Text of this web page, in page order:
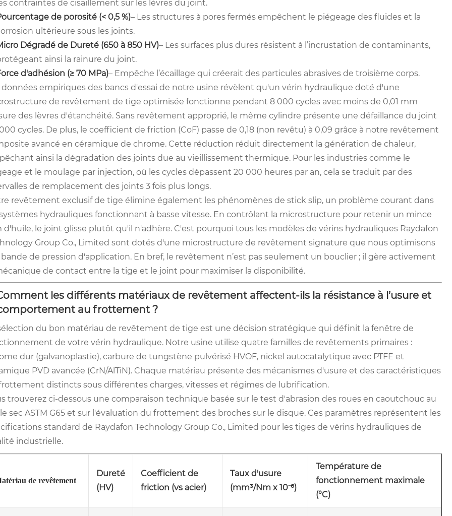
contraintes de cisaillement sur les lèvres du joint.
de porosité (< 0,5 %)– Les structures à pores fermés empêchent le piégeage des fluides et la
ultérieure sous les joints.
Dégradé de Dureté (650 à 850 HV)– Les surfaces plus dures résistent à l’incrustation de contaminants,
ainsi la rainure du joint.
d'adhésion (≥ 70 MPa)– Empêche l’écaillage qui créerait des particules abrasives de troisième corps.
données empiriques des bancs d'essai de notre usine révèlent qu'un vérin hydraulique doté d'une
de revêtement de tige optimisée fonctionne pendant 8 000 cycles avec moins de 0,01 mm
des lèvres d'étanchéité. Sans revêtement approprié, le même cylindre présente une défaillance du joint
cycles. De plus, le coefficient de friction (CoF) passe de 0,18 (non revêtu) à 0,09 grâce à notre revêtement
avancé en céramique de chrome. Cette réduction réduit directement la génération de chaleur,
ainsi la dégradation des joints due au vieillissement thermique. Pour les industries comme le
et le moulage par injection, où les cycles dépassent 20 000 heures par an, cela se traduit par des
de remplacement des joints 3 fois plus longs.
revêtement exclusif de tige élimine également les phénomènes de stick slip, un problème courant dans
systèmes hydrauliques fonctionnant à basse vitesse. En contrôlant la microstructure pour retenir un mince
d'huile, le joint glisse plutôt qu'il n'adhère. C'est pourquoi tous les modèles de vérins hydrauliques Raydafon
Group Co., Limited sont dotés d'une microstructure de revêtement signature que nous optimisons
bande de pression d'application. En bref, le revêtement n’est pas seulement un bouclier ; il gère activement
de contact entre la tige et le joint pour maximiser la disponibilité.
les différents matériaux de revêtement affectent-ils la résistance à l’usure et
au frottement ?
du bon matériau de revêtement de tige est une décision stratégique qui définit la fenêtre de
de votre vérin hydraulique. Notre usine utilise quatre familles de revêtements primaires :
dur (galvanoplastie), carbure de tungstène pulvérisé HVOF, nickel autocatalytique avec PTFE et
PVD avancée (CrN/AlTiN). Chaque matériau présente des mécanismes d'usure et des caractéristiques
distincts sous différentes charges, vitesses et régimes de lubrification.
trouverez ci-dessous une comparaison technique basée sur le test d'abrasion des roues en caoutchouc au
sec ASTM G65 et sur l'évaluation du frottement des broches sur le disque. Ces paramètres représentent les
standard de Raydafon Technology Group Co., Limited pour les tiges de vérins hydrauliques de
industrielle.
de revêtement
Dureté
(HV)
Coefficient de
friction (vs acier)
Taux d'usure
(mm³/Nm x 10⁻⁶)
Température de
fonctionnement maximale
(°C)